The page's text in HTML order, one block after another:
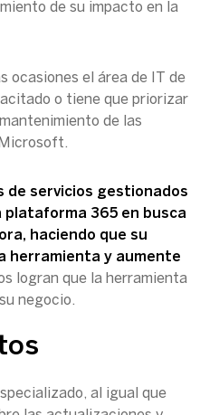
de su impacto en la
ocasiones el área de IT de
o tiene que priorizar
de las
de servicios gestionados
plataforma 365 en busca
haciendo que su
herramienta y aumente
logran que la herramienta
negocio.
al igual que